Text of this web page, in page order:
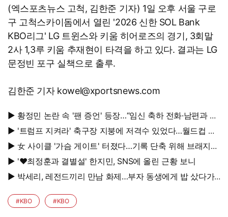
(엑스포츠뉴스 고척, 김한준 기자) 1일 오후 서울 구로
구 고척스카이돔에서 열린 '2026 신한 SOL Bank
KBO리그' LG 트윈스와 키움 히어로즈의 경기, 3회말
2사 1,3루 키움 추재현이 타격을 하고 있다. 결과는 LG
문정빈 포구 실책으로 출루.
김한준 기자 kowel@xportsnews.com
▶ 황정민 논란 속 '팬 증언' 등장…“임신 축하 전화·남편과 식
사도”
▶ '트럼프 지켜라' 축구장 지붕에 저격수 있었다…월드컵 결
승전 비화
▶ 女 사이클 '가슴 게이트' 터졌다…기록 단축 위해 브래지어
에 솜 넣는다?
▶ '♥최정훈과 결별설' 한지민, SNS에 올린 근황 보니
▶ 박세리, 레전드끼리 만남 화제…부자 동생에게 밥 샀다가
#KBO #KBO